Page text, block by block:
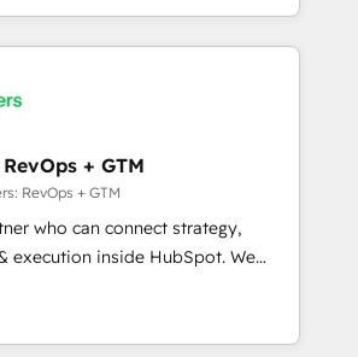
As one of the few full-
agencies in the HubSpot
build scalable, globally
& RevOps frameworks that
the entire
through seamless integrations,
adoption with change-
growth With 6 key
and experience across
+ GTM
RevOps + GTM
who can connect strategy,
inside HubSpot. We
most agencies fall short by
strategy with technical execution to
with the right solution. As the